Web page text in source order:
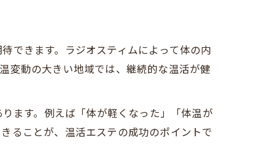
できます。ラジオスティムによって体の内
変動の大きい地域では、継続的な温活が健
ます。例えば「体が軽くなった」「体温が
ることが、温活エステの成功のポイントで